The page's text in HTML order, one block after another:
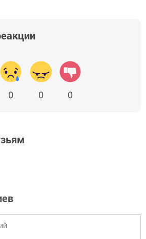
0 0 0